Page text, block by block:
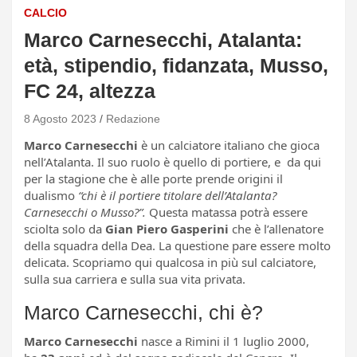
CALCIO
Marco Carnesecchi, Atalanta:
età, stipendio, fidanzata, Musso,
FC 24, altezza
8 Agosto 2023 Redazione
Marco Carnesecchi è un calciatore italiano che gioca
nell’Atalanta. Il suo ruolo è quello di portiere, e da qui
per la stagione che è alle porte prende origini il
dualismo “chi è il portiere titolare dell’Atalanta?
Carnesecchi o Musso?”. Questa matassa potrà essere
sciolta solo da Gian Piero Gasperini che è l’allenatore
della squadra della Dea. La questione pare essere molto
delicata. Scopriamo qui qualcosa in più sul calciatore,
sulla sua carriera e sulla sua vita privata.
Marco Carnesecchi, chi è?
Marco Carnesecchi nasce a Rimini il 1 luglio 2000,